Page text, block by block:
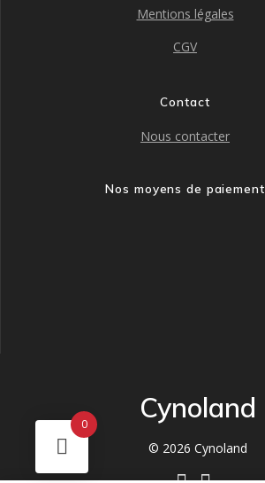
Mentions légales
CGV
Contact
Nous contacter
Nos moyens de paiement
Cynoland
© 2026 Cynoland
0